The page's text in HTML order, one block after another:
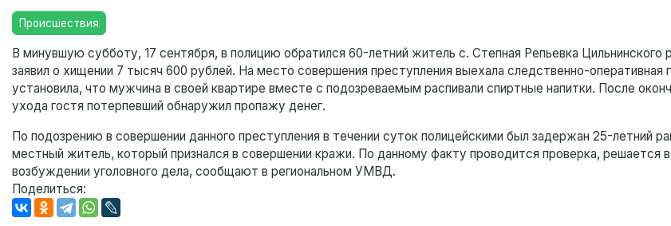
Происшествия
В минувшую субботу, 17 сентября, в полицию обратился 60-летний житель с. Степная Репьевка Цильнинского
заявил о хищении 7 тысяч 600 рублей. На место совершения преступления выехала следственно-оперативная
установила, что мужчина в своей квартире вместе с подозреваемым распивали спиртные напитки. После
ухода гостя потерпевший обнаружил пропажу денег.
По подозрению в совершении данного преступления в течении суток полицейскими был задержан 25-летний
местный житель, который признался в совершении кражи. По данному факту проводится проверка, решается
возбуждении уголовного дела, сообщают в региональном УМВД.
Поделиться: